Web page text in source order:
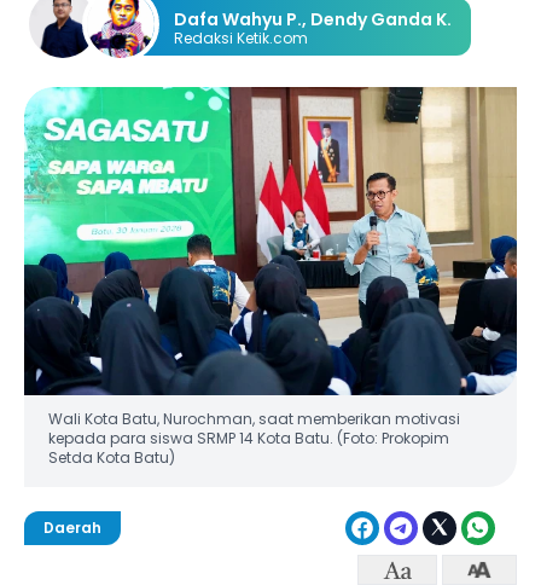
Dafa Wahyu P., Dendy Ganda K.
Redaksi Ketik.com
Wali Kota Batu, Nurochman, saat memberikan motivasi
kepada para siswa SRMP 14 Kota Batu. (Foto: Prokopim
Setda Kota Batu)
Daerah